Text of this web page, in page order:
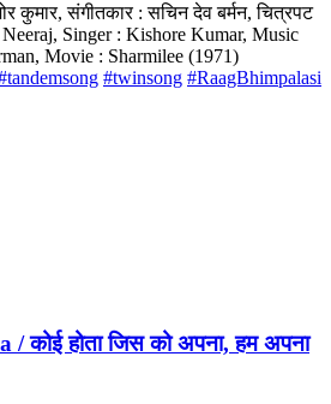
कुमार, संगीतकार : सचिन देव बर्मन, चित्रपट
Singer : Kishore Kumar, Music
Movie : Sharmilee (1971)
#twinsong #RaagBhimpalasi
कोई होता जिस को अपना, हम अपना